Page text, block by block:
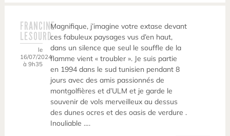
FRANCINE
LESOURD
le
16/07/2024
à 9h35
Magnifique, j’imagine votre extase devant
ces fabuleux paysages vus d’en haut,
dans un silence que seul le souffle de la
flamme vient « troubler ». Je suis partie
en 1994 dans le sud tunisien pendant 8
jours avec des amis passionnés de
montgolfières et d’ULM et je garde le
souvenir de vols merveilleux au dessus
des dunes ocres et des oasis de verdure .
Inouliable ….